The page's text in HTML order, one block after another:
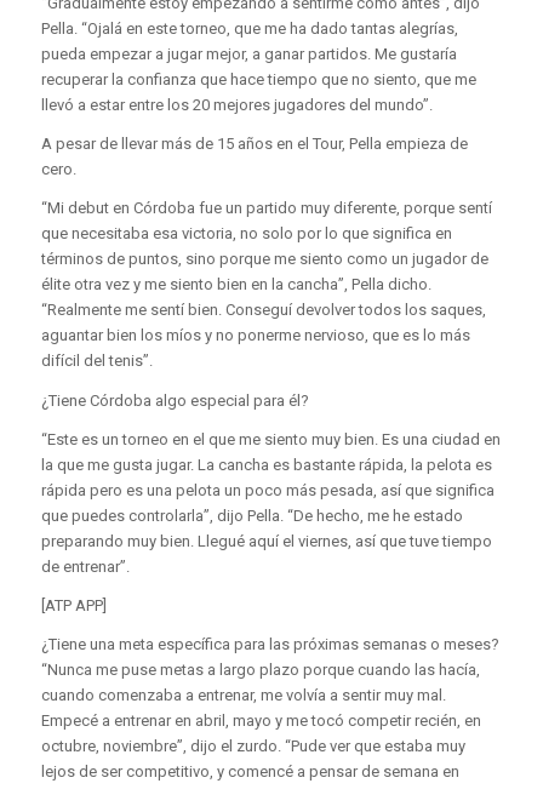
Pella. “Ojalá en este torneo, que me ha dado tantas alegrías,
pueda empezar a jugar mejor, a ganar partidos. Me gustaría
recuperar la confianza que hace tiempo que no siento, que me
llevó a estar entre los 20 mejores jugadores del mundo”.
A pesar de llevar más de 15 años en el Tour, Pella empieza de
cero.
“Mi debut en Córdoba fue un partido muy diferente, porque sentí
que necesitaba esa victoria, no solo por lo que significa en
términos de puntos, sino porque me siento como un jugador de
élite otra vez y me siento bien en la cancha”, Pella dicho.
“Realmente me sentí bien. Conseguí devolver todos los saques,
aguantar bien los míos y no ponerme nervioso, que es lo más
difícil del tenis”.
¿Tiene Córdoba algo especial para él?
“Este es un torneo en el que me siento muy bien. Es una ciudad en
la que me gusta jugar. La cancha es bastante rápida, la pelota es
rápida pero es una pelota un poco más pesada, así que significa
que puedes controlarla”, dijo Pella. “De hecho, me he estado
preparando muy bien. Llegué aquí el viernes, así que tuve tiempo
de entrenar”.
[ATP APP]
¿Tiene una meta específica para las próximas semanas o meses?
“Nunca me puse metas a largo plazo porque cuando las hacía,
cuando comenzaba a entrenar, me volvía a sentir muy mal.
Empecé a entrenar en abril, mayo y me tocó competir recién, en
octubre, noviembre”, dijo el zurdo. “Pude ver que estaba muy
lejos de ser competitivo, y comencé a pensar de semana en